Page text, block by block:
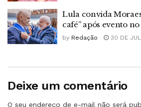
Lula convida
café” após evento
by Redação 30 DE
Deixe um comentário
O seu endereço de e-mail não será